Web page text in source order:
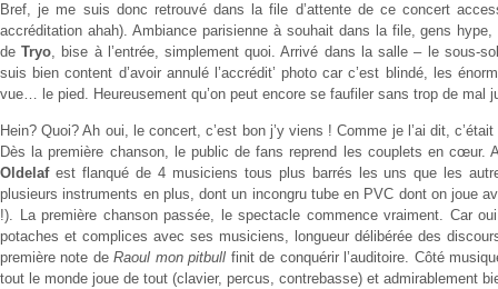
Bref, je me suis donc retrouvé dans la file d’attente de ce concert
accréditation ahah). Ambiance parisienne à souhait dans la file, gens
deTryo, bise à l’entrée, simplement quoi. Arrivé dans la salle – le sous-
suis bien content d’avoir annulé l’accrédit’ photo car c’est blindé, les
vue… le pied. Heureusement qu’on peut encore se faufiler sans trop de mal
Hein? Quoi? Ah oui, le concert, c’est bon j’y viens ! Comme je l’ai dit,
Dès la première chanson, le public de fans reprend les couplets en cœur.
Oldelafest flanqué de 4 musiciens tous plus barrés les uns que les
plusieurs instruments en plus, dont un incongru tube en PVC dont on joue
!). La première chanson passée, le spectacle commence vraiment. Car
potaches et complices avec ses musiciens, longueur délibérée des
première note deRaoul mon pitbull finit de conquérir l’auditoire. Côté
tout le monde joue de tout (clavier, percus, contrebasse) et admirablement